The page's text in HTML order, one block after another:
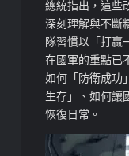
總統指出，這些
深刻理解與不斷
隊習慣以「打贏
在國軍的重點已
如何「防衛成功
生存」、如何讓
恢復日常。